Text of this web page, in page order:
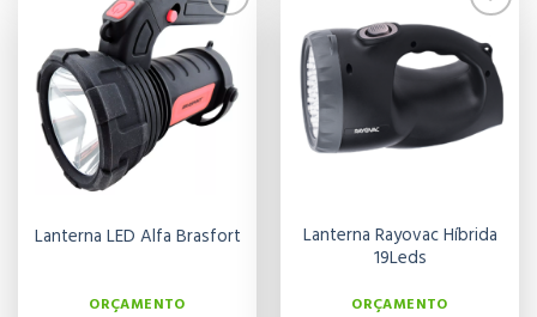
aos meus
desejos
Lanterna LED Alfa Brasfort
ORÇAMENTO
Adicionar
aos meus
desejos
Lanterna Rayovac Híbrida
19Leds
ORÇAMENTO